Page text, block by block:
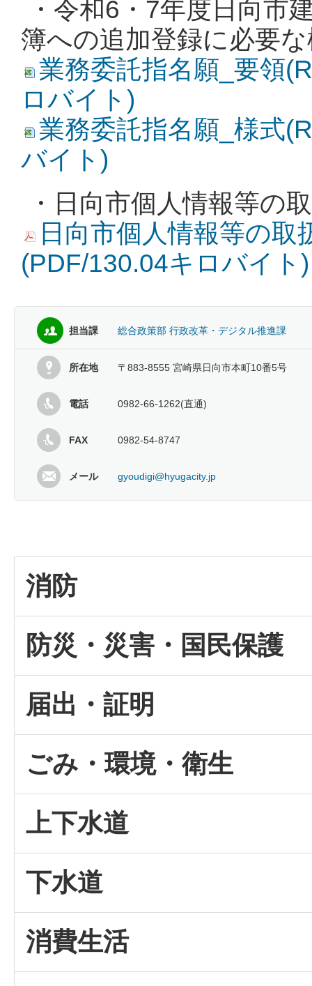
・令和6・7年度日向市
簿への追加登録に必要
業務委託指名願_要領
ロバイト)
業務委託指名願_様式
バイト)
・日向市個人情報等の
日向市個人情報等の
(PDF/130.04キロバイト)
担当課 総合政策部 行政改革・デジタル推進課
所在地 〒883-8555 宮崎県日向市本町10番5号
電話 0982-66-1262(直通)
FAX 0982-54-8747
メール gyoudigi@hyugacity.jp
消防
防災・災害・国民保護
届出・証明
ごみ・環境・衛生
上下水道
下水道
消費生活